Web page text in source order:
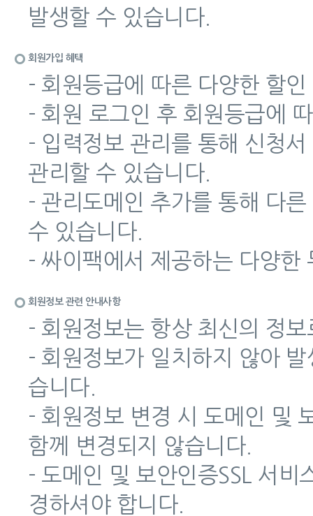
발생할 수 있습니다.
회원가입 혜택
- 회원등급에 따른 다양한 할
- 회원 로그인 후 회원등급에
- 입력정보 관리를 통해 신청
관리할 수 있습니다.
- 관리도메인 추가를 통해 다
수 있습니다.
- 싸이팩에서 제공하는 다양한
회원정보 관련 안내사항
- 회원정보는 항상 최신의 정
- 회원정보가 일치하지 않아
습니다.
- 회원정보 변경 시 도메인 및
함께 변경되지 않습니다.
- 도메인 및 보안인증SSL 서
경하셔야 합니다.